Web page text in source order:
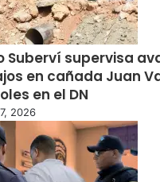
Suberví supervisa
en cañada Juan
en el DN
2026